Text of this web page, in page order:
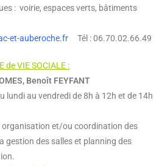
: voirie, espaces verts, bâtiments
et-auberoche.fr Tél : 06.70.02.66.49
de VIE SOCIALE :
Benoît FEYFANT
lundi au vendredi de 8h à 12h et de 14h
organisation et/ou coordination des
gestion des salles et planning des